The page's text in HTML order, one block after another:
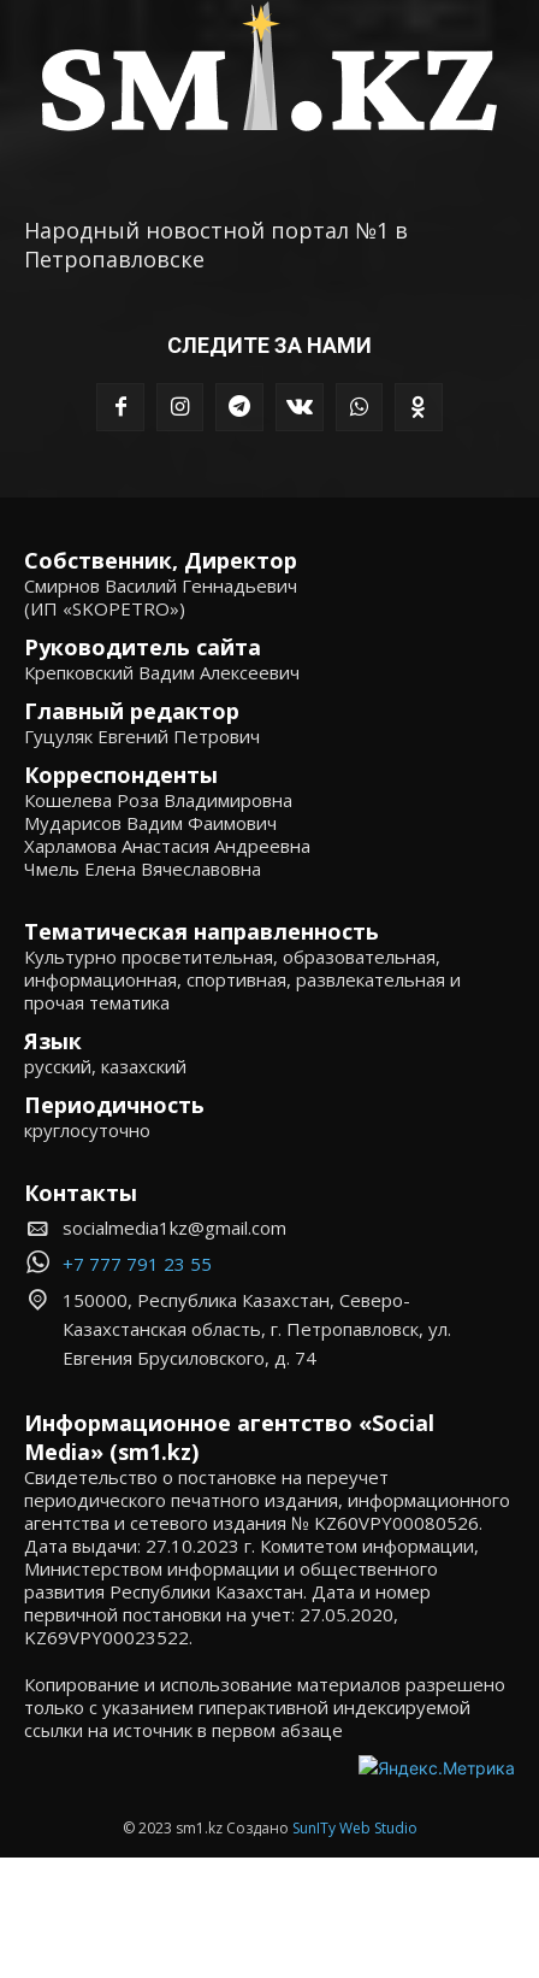
Народный новостной портал №1 в
Петропавловске
СЛЕДИТЕ ЗА НАМИ
Собственник, Директор
Смирнов Василий Геннадьевич
(ИП «SKOPETRO»)
Руководитель сайта
Крепковский Вадим Алексеевич
Главный редактор
Гуцуляк Евгений Петрович
Корреспонденты
Кошелева Роза Владимировна
Мударисов Вадим Фаимович
Харламова Анастасия Андреевна
Чмель Елена Вячеславовна
Тематическая направленность
Культурно просветительная, образовательная,
информационная, спортивная, развлекательная и
прочая тематика
Язык
русский, казахский
Периодичность
круглосуточно
Контакты
socialmedia1kz@gmail.com
+7 777 791 23 55
150000, Республика Казахстан, Северо-
Казахстанская область, г. Петропавловск, ул.
Евгения Брусиловского, д. 74
Информационное агентство «Social
Media» (sm1.kz)
Свидетельство о постановке на переучет
периодического печатного издания, информационного
агентства и сетевого издания № KZ60VPY00080526.
Дата выдачи: 27.10.2023 г. Комитетом информации,
Министерством информации и общественного
развития Республики Казахстан. Дата и номер
первичной постановки на учет: 27.05.2020,
KZ69VPY00023522.
Копирование и использование материалов разрешено
только с указанием гиперактивной индексируемой
ссылки на источник в первом абзаце
© 2023 sm1.kz Создано SunITy Web Studio